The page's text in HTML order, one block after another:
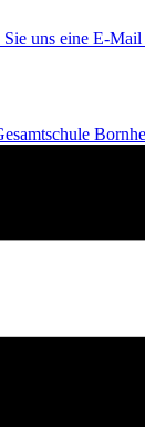
Sie uns eine E-Mail